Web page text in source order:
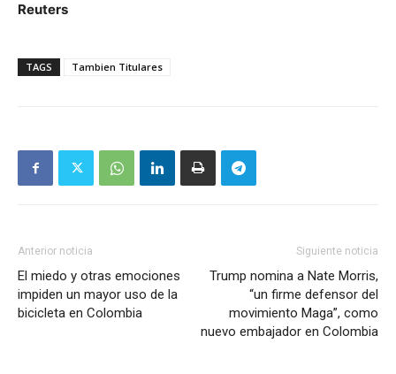
Reuters
TAGS Tambien Titulares
Anterior noticia
El miedo y otras emociones
impiden un mayor uso de la
bicicleta en Colombia
Siguiente noticia
Trump nomina a Nate Morris,
“un firme defensor del
movimiento Maga”, como
nuevo embajador en Colombia